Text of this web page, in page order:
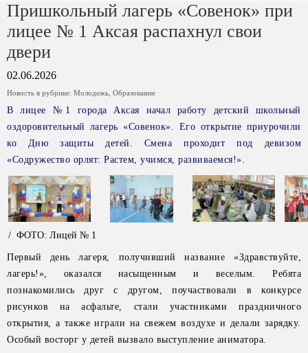
Пришкольный лагерь «Совенок» при
лицее № 1 Аксая распахнул свои
двери
02.06.2026
Новость в рубрике: Молодежь Образование
В лицее №1 города Аксая начал работу детский школьный
оздоровительный лагерь «Совенок». Его открытие приурочили
ко Дню защиты детей. Смена проходит под девизом
«Содружество орлят: Растем, учимся, развиваемся!».
/ ФОТО: Лицей № 1
Первый день лагеря, получивший название «Здравствуйте,
лагерь!», оказался насыщенным и веселым. Ребята
познакомились друг с другом, поучаствовали в конкурсе
рисунков на асфальте, стали участниками праздничного
открытия, а также играли на свежем воздухе и делали зарядку.
Особый восторг у детей вызвало выступление аниматора.